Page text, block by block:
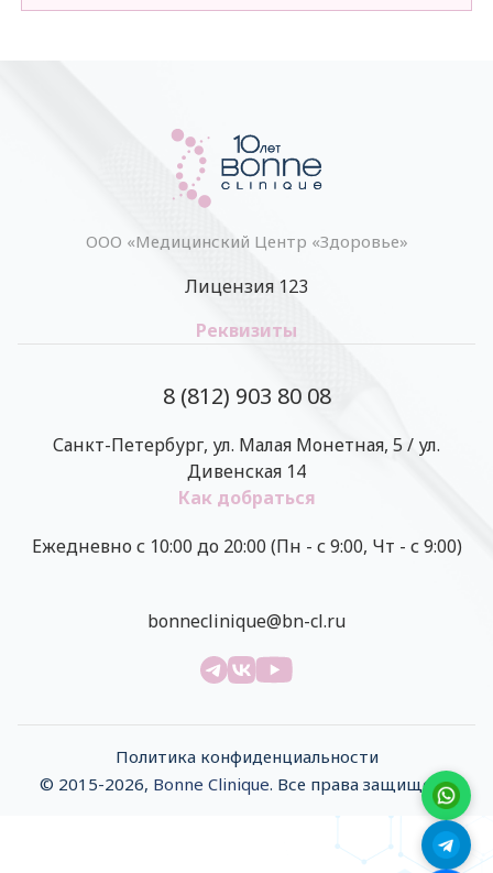
ООО «Медицинский Центр «Здоровье»
Лицензия 123
Реквизиты
8 (812) 903 80 08
Санкт-Петербург, ул. Малая Монетная, 5 / ул.
Дивенская 14
Как добраться
Ежедневно с 10:00 до 20:00 (Пн - с 9:00, Чт - с 9:00)
bonneclinique@bn-cl.ru
© 2015-2026, Bonne Clinique. Все права защищены
Политика конфиденциальности